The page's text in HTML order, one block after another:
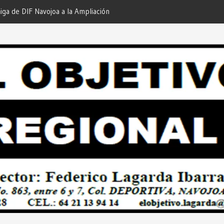
de DIF Navojoa a la Ampliación
de Servicios… Desde: Redacción
Nuestras Familias!…